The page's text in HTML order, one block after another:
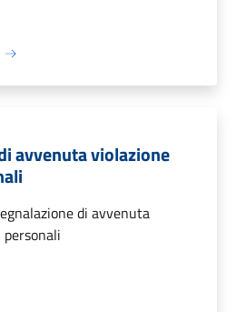
avvenuta violazione
di avvenuta